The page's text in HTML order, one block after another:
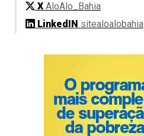
X AloAlo_Bahia
LinkedIN sitealoalobahia